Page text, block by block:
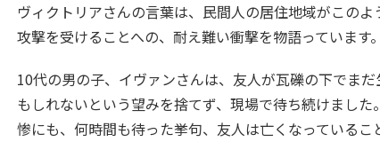
ヴィクトリアさんの言葉は、民間人の居住地域がこのよ
攻撃を受けることへの、耐え難い衝撃を物語っています。
10代の男の子、イヴァンさんは、友人が瓦礫の下でま
もしれないという望みを捨てず、現場で待ち続けました
惨にも、何時間も待った挙句、友人は亡くなっているこ